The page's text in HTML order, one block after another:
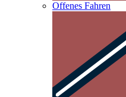
Offenes Fahren